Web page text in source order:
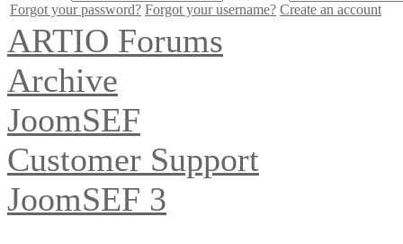
Forgot your password? Forgot your username? Create an account
ARTIO Forums
Archive
JoomSEF
Customer Support
JoomSEF 3